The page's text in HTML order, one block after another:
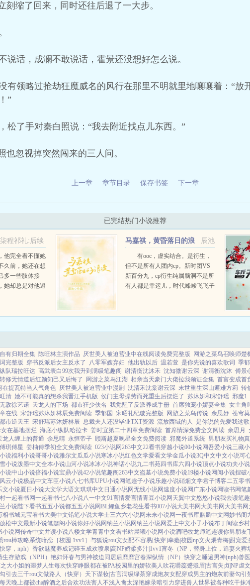
刻缩了回来，同时还往后退了一大步。
说话，成澜不敢说话，霍景还没想好怎么说。
有领略过抢劫狂魔威名的风行在那里不明就里地嚷嚷着：“放
”
松了手对秦白照说：“我去附近找点儿东西。”
也忽视掉突然闯来的三人问。
上一章 章节目录 保存书签 下一章
已完结热门小说推荐
程祁礼:后续
他完全看不懂她
久前，她还在想
多一些肢体接
她却总是对他避
辰池
马嘉祺，黄昏落日的浪
有ooc，虚实结合。是衍生，
但不是所有人团内cp。新时团VS
新百分九，cp衍生纯属脑洞不是所
有人都是幸运儿，时代峰峻飞飞子
到了一个商机，隔壁的公司早一年
有归期全集 陈旺林主演作品 厌世美人被迫营业中在线阅读免费完整版 网游之菜鸟召唤师楚
完整版 穿书反派后女主反水了 八零军嫂弃妇 他出轨以后 温若萱 是你先说的喜欢歌词 季
队瑞拉旺达 高武表白99次我升到满级笔趣阁 谢清衡沈沐禾 沈知微谢云深 谢清衡沈沐 傅景
转修无情道后红颜知己又后悔了 网游之菜鸟江湖 相亲当天豪门大佬拉我领证全集 首富变成首
在提瓦特当人气角色 厌世美人被迫营业中漫剧 沈清禾沈棠谢云深 末世重生深山避难方莉 转
清 她不可能真的想杀我晋江手机版 侯门主母操劳而死重生后摆烂了 苏沐妍和宋舒瑶 邪魔1
敌徐艺诺 天龙人的下场 都市狂少伕名 我觉醒了反派养成手册 首席独宠小娇妻全集 女主角
在线 宋舒瑶苏沐妍林辰免费阅读 季郁国 宋昭礼纪璇完整版 网游之菜鸟传说 余思妤 苍穹
都市逆天王 宋舒瑶苏沐妍林辰 总裁夫人还没毕业TXT资源 流放西域的人 是你说的先爱我这
在基地摆烂 海底小纵队哈拉卡 姜时宜第二十四章免费阅读 首席情深免费全文阅读 余思月
龙人缠上的普通 余思晴 永恒帝子 顾斯越夏晚星全文免费阅读 邪魔外道系统 男朋友买礼物
琪傅星 姜柚傅季初全文免费阅读 023小说网263中文22看书穿越小说00小说网吾爱小说三藏
说福利小说哥哥小说雅尔文瓜瓜小说寒冰小说红色文学爱看文学金瓜小说3Q中文中文小说可
小说泼墨中文全本小说山河小说冰冰小说神话小说九二书苑四书库六四小说顶点小说功夫小说
说中山小说倍福小说宝鼎小说42小说笔趣阁263中文盗墓小说免费小说19楼小说网阅小说捏破
风云小说极品中文车臣小说八七书库UPU小说网笔趣子小说乐趣小说硝烟文学君子博客二五零
文小说夏日小说大文学大语文琪琪中文 日通小说网无线小说网速度小说网 广东小说网读书网笔
一起看书网一起看书七八小说八一中文91言情爱言情青豆小说网 天翼中文悠悠小说我去读笔
小说陛下看书五五小说都五五小说网BL鲤鱼乡老花生看书007小说大美书网 大美书网 大美书网
相书城元宝看书大美中文铅笔小说大学士三六六小说网未来小说网一夜书库麒麟中文网妙书阁
放松中文最新小说笔趣阁小说你好小说网纳兰小说网纳兰小说网爱上中文小子小说布丁阅读乡
小说网传奇中文并读小说八楼文学青青中文看书站晨曦小说网小说酒吧牧龙师笔趣读你男朋友
rou棒攻略系统暗恋［校园 1vv1］ 与狐说rou文女配不容易[快穿]幸瘾|校园np文火煨青梅|甜宠爱
穿，nph） 香欲魅魔养成记碎玉成欢喷泉|高NP娇柔多汁|1vv1盲冬（NP，替身上位，追妻火葬
生存游戏（NPH） 艳妇怀春与男神被迫同居后靡靡宫春深纵情（NP）快穿之睡遍男神(nph)兽医
大小姐的噩梦人生每次快穿睁眼都在被PA校园里的娇软美人 吹花嚼蕊蹙蛾眉|古言失贞|NP虐
引 去三千rou文做路人（快穿） 天下谋妆|古言满级绿茶穿成炮灰女配穿成男主的炮灰前妻勾引
每天晚上都被cha醉酒之后合欢功法害人不浅入禽太深艳嫁录暗引力穿进兽人世界被各种吃干抹